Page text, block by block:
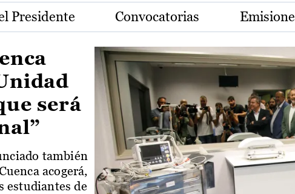
Presidente Convocatorias
será
también
acogerá,
estudiantes de